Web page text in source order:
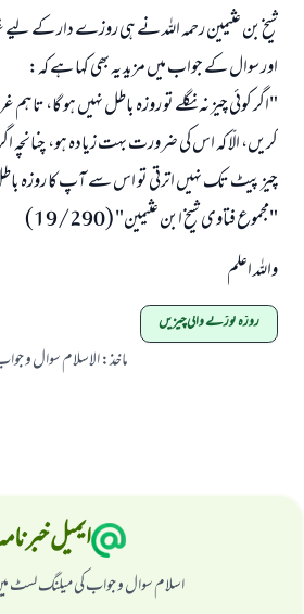
شیخ بن عثیمین رحمہ اللہ نے ہی روزے دار کے
اور سوال کے جواب میں مزید یہ بھی کہا ہے کہ:
"اگر کوئی چیز نہ نگلے تو روزہ باطل نہیں ہو گا،
کریں، الّا کہ اس کی ضرورت بہت زیادہ ہو،
چیز پیٹ تک نہیں اترتی تو اس سے آپ کا روزہ
"مجموع فتاوى شیخ ابن عثیمین" (19/290)
واللہ اعلم
روزہ توڑنے والی چیزیں
ماخذ:الاسلام سوال و
ایمیل
اسلام سوال و جواب کی میلنگ لسٹ